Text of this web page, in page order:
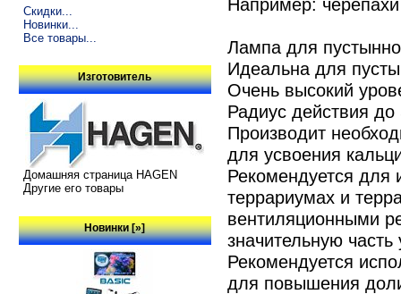
Скидки...
Новинки...
Все товары...
Изготовитель
Домашняя страница HAGEN
Другие его товары
Новинки [»]
Лампа для
Идеальна для
Очень высокий
Радиус действия
Производит
для усвоения
Рекомендуется для
террариумах и
вентиляционными
значительную
Рекомендуется
для повышения